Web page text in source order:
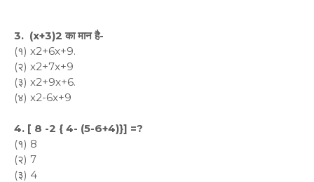
3. (x+3)2 का मान है-
(१) x2+6x+9.
(२) x2+7x+9
(३) x2+9x+6.
(४) x2-6x+9
4. [ 8 -2 { 4- (5-6+4)}] =?
(१) 8
(२) 7
(३) 4